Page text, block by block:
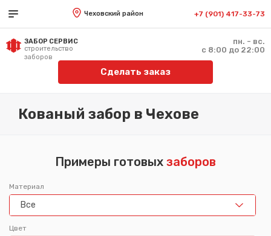
Чеховский район +7 (901) 417-33-73
ЗАБОР СЕРВИС
строительство
заборов
пн. - вс.
с 8:00 до 22:00
Сделать заказ
Кованый забор в Чехове
Примеры готовых заборов
Материал
Все
Цвет